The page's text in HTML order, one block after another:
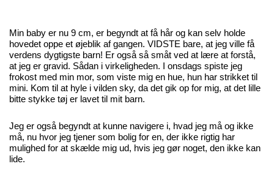
Min baby er nu 9 cm, er begyndt at få hår og kan selv holde
hovedet oppe et øjeblik af gangen. VIDSTE bare, at jeg ville få
verdens dygtigste barn! Er også så småt ved at lære at forstå,
at jeg er gravid. Sådan i virkeligheden. I onsdags spiste jeg
frokost med min mor, som viste mig en hue, hun har strikket til
mini. Kom til at hyle i vilden sky, da det gik op for mig, at det lille
bitte stykke tøj er lavet til mit barn.
Jeg er også begyndt at kunne navigere i, hvad jeg må og ikke
må, nu hvor jeg tjener som bolig for en, der ikke rigtig har
mulighed for at skælde mig ud, hvis jeg gør noget, den ikke kan
lide.